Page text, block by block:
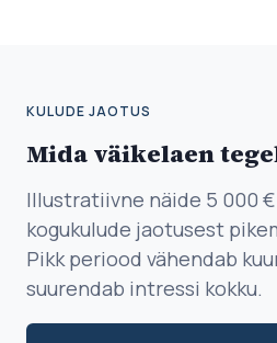
KULUDE JAOTUS
Mida väikelaen
Illustratiivne näide 5 000
kogukulude jaotusest
Pikk periood vähendab
suurendab intressi kokku.